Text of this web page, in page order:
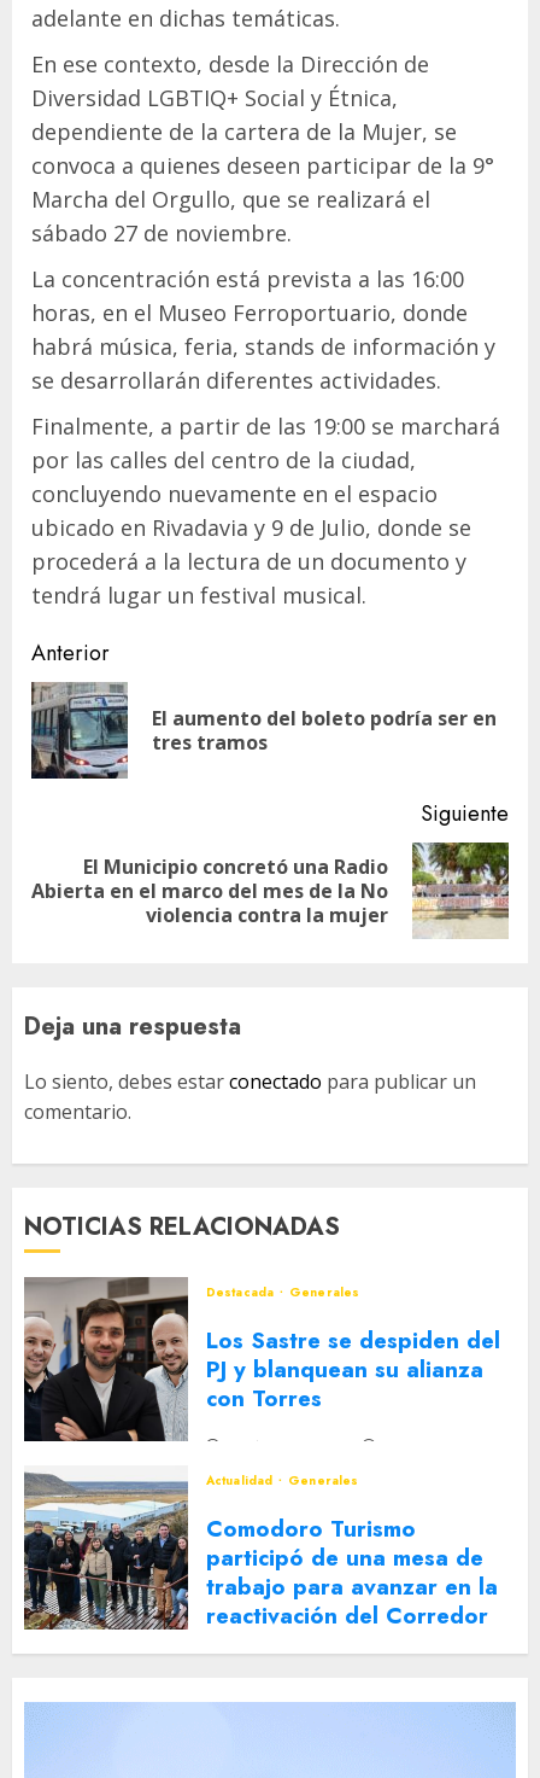
adelante en dichas temáticas.
En ese contexto, desde la Dirección de
Diversidad LGBTIQ+ Social y Étnica,
dependiente de la cartera de la Mujer, se
convoca a quienes deseen participar de la 9°
Marcha del Orgullo, que se realizará el
sábado 27 de noviembre.
La concentración está prevista a las 16:00
horas, en el Museo Ferroportuario, donde
habrá música, feria, stands de información y
se desarrollarán diferentes actividades.
Finalmente, a partir de las 19:00 se marchará
por las calles del centro de la ciudad,
concluyendo nuevamente en el espacio
ubicado en Rivadavia y 9 de Julio, donde se
procederá a la lectura de un documento y
tendrá lugar un festival musical.
Navegación
de
entradas
Anterior
El aumento del boleto podría ser en
tres tramos
Siguiente
Siguiente
El Municipio concretó una Radio
Abierta en el marco del mes de la No
violencia contra la mujer
Deja una respuesta
Lo siento, debes estarconectado para publicar un
comentario.
NOTICIAS RELACIONADAS
Destacada Generales
Los Sastre se despiden del
PJ y blanquean su alianza
con Torres
2 DE AGOSTO DE 2026
Actualidad
Generales
Comodoro Turismo
participó de una mesa de
trabajo para avanzar en la
reactivación del Corredor